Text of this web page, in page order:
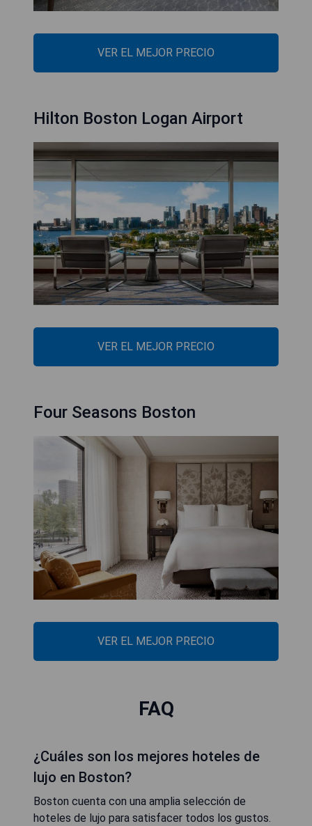
VER EL MEJOR PRECIO
Hilton Boston Logan Airport
VER EL MEJOR PRECIO
Four Seasons Boston
VER EL MEJOR PRECIO
FAQ
¿Cuáles son los mejores hoteles de
lujo en Boston?
Boston cuenta con una amplia selección de
hoteles de lujo para satisfacer todos los gustos.